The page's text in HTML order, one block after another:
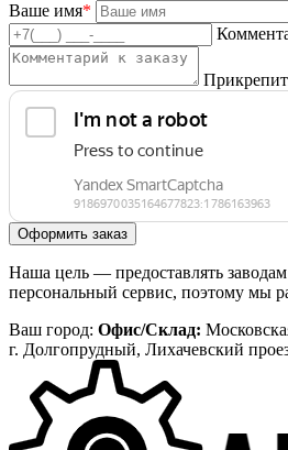
Ваше имя*
Наша цель — предоставлять
персональный сервис, поэтому мы
Ваш город: Офис/Склад:
г. Долгопрудный, Лихачевский